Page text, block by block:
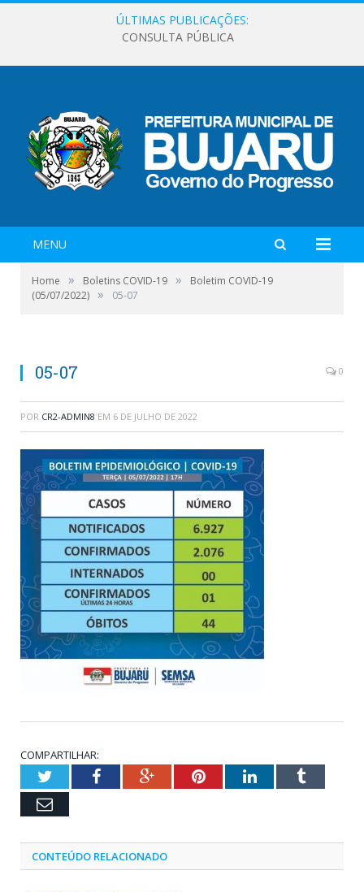
ÚLTIMAS PUBLICAÇÕES:
CONSULTA PÚBLICA
MENU
Home » Boletins COVID-19 »
Boletim COVID-19
(05/07/2022) » 05-07
05-07 0
POR CR2-ADMIN8 EM 6 DE JULHO DE 2022
COMPARTILHAR:
TwitterFacebookGoogle+PinterestLinkedInTumblr
Email
CONTEÚDO RELACIONADO